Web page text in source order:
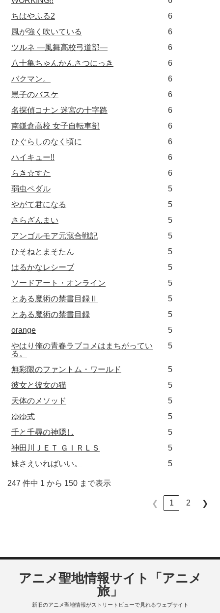
ちはやふる2
6
風が強く吹いている
6
ツルネ ―風舞高校弓道部―
6
八十亀ちゃんかんさつにっき
6
バクマン。
6
黒子のバスケ
6
名探偵コナン 迷宮の十字路
6
南鎌倉高校 女子自転車部
6
ひぐらしのなく頃に
6
ハイキュー!!
6
らき☆すた
6
弱虫ペダル
5
やがて君になる
5
さらざんまい
5
アンゴルモア元寇合戦記
5
ひそねとまそたん
5
はるかなレシーブ
5
ソードアート・オンライン
5
とある魔術の禁書目録Ⅱ
5
とある魔術の禁書目録
5
orange
5
やはり俺の青春ラブコメはまちがってい
る。
5
無彩限のファントム・ワールド
5
彼女と彼女の猫
5
天体のメソッド
5
ゆゆ式
5
千と千尋の神隠し
5
神田川ＪＥＴ ＧＩＲＬＳ
5
妹さえいればいい。
5
247 件中 1 から 150 まで表示
❮ 1 2 ❯
アニメ聖地情報サイト「アニメ
旅」
新旧のアニメ聖地情報がストリートビューで見れるウェブサイト